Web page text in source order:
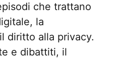
che trattano
la
diritto alla privacy.
e dibattiti, il